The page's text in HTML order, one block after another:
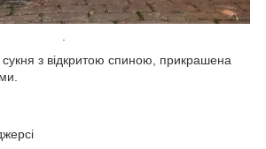
сукня з відкритою спиною, прикрашена